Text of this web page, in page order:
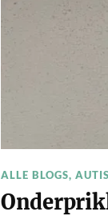
ALLE BLOGS,